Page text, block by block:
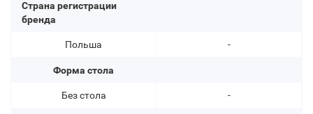
Страна регистрации
бренда
Польша
Форма стола
Без стола
-
-